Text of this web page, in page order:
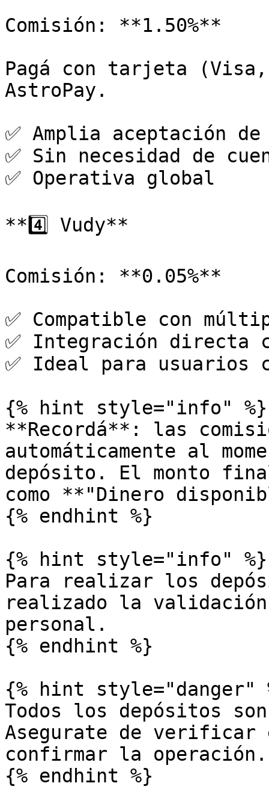
Comisión: **1.50%**
Pagá con tarjeta (Visa,
AstroPay.
✅ Amplia aceptación
✅ Sin necesidad de
✅ Operativa global
**4️⃣ Vudy**
Comisión: **0.05%**
✅ Compatible con
✅ Integración directa
✅ Ideal para usuarios
{% hint style="info" %}
**Recordá**: las
automáticamente al
depósito. El monto
como **"Dinero
{% endhint %}
{% hint style="info" %}
Para realizar los
realizado la
personal.
{% endhint %}
{% hint style="danger"
Todos los depósitos
Asegurate de verificar
confirmar la operación.